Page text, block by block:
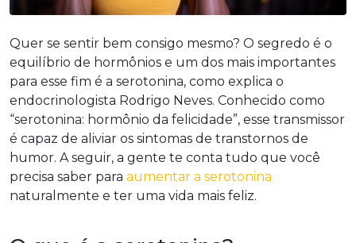
Quer se sentir bem consigo mesmo? O segredo é o
equilíbrio de hormônios e um dos mais importantes
para esse fim é a serotonina, como explica o
endocrinologista Rodrigo Neves. Conhecido como
“serotonina: hormônio da felicidade”, esse transmissor
é capaz de aliviar os sintomas de transtornos de
humor. A seguir, a gente te conta tudo que você
precisa saber para aumentar a serotonina
naturalmente e ter uma vida mais feliz.